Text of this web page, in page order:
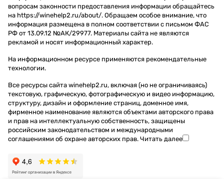
вопросам законности предоставления информации обращайтесь
на https://winehelp2.ru/about/. Обращаем особое внимание, что
информация размещена в полном соответствии с письмом ФАС
РФ от 13.09.12 №АК/29977. Материалы сайта не являются
рекламой и носят информационный характер.
На информационном ресурсе применяются рекомендательные
технологии.
Все ресурсы сайта winehelp2.ru, включая (но не ограничиваясь)
текстовую, графическую, фотографическую и видео информацию,
структуру, дизайн и оформление страниц, доменное имя,
фирменное наименование являются объектами авторского права
и прав на интеллектуальную собственность, защищены
российским законодательством и международными
соглашениями об охране авторских прав. Читать далее